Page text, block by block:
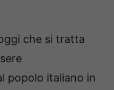
che si tratta
popolo italiano in